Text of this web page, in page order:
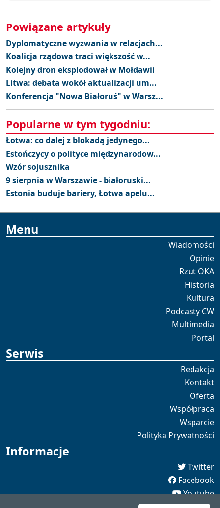
Powiązane artykuły
Dyplomatyczne wyzwania w relacjach...
Koalicja rządowa traci większość w...
Kolejny dron eksplodował w Mołdawii
Litwa: debata wokół aktualizacji um...
Konferencja "Nowa Białoruś" w Warsz...
Popularne w tym tygodniu:
Łotwa: co dalej z blokadą jedynego...
Estończycy o polityce międzynarodow...
Wzór sojusznika
9 sierpnia w Warszawie - białoruski...
Estonia buduje bariery, Łotwa apelu...
Menu
Wiadomości
Opinie
Rzut OKA
Historia
Kultura
Podcasty CW
Multimedia
Portal
Serwis
Redakcja
Kontakt
Oferta
Współpraca
Wsparcie
Polityka Prywatności
Informacje
Twitter
Facebook
Youtube